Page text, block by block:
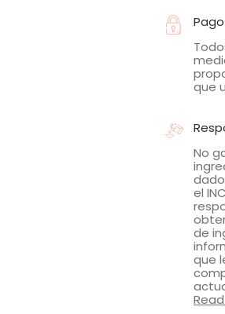
que
No
el
de
que